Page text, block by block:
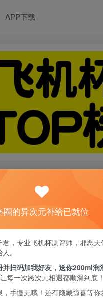
APP下载
懂了
喜欢，并且飞机杯方便携
呢？
圈的异次元补给已就位
君，专业飞机杯测评师，邪恶天
。
并扫码加我好友，送你200ml润
一次跨次元相遇都顺滑到底！
，手慢无哦！还有隐藏惊喜等你